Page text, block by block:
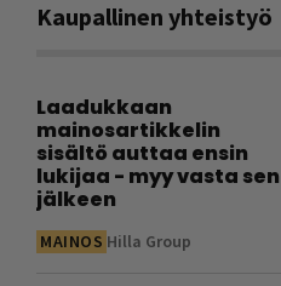
Kaupallinen yhteistyö
Laadukkaan
mainosartikkelin
sisältö auttaa ensin
lukijaa - myy vasta sen
jälkeen
MAINOS Hilla Group